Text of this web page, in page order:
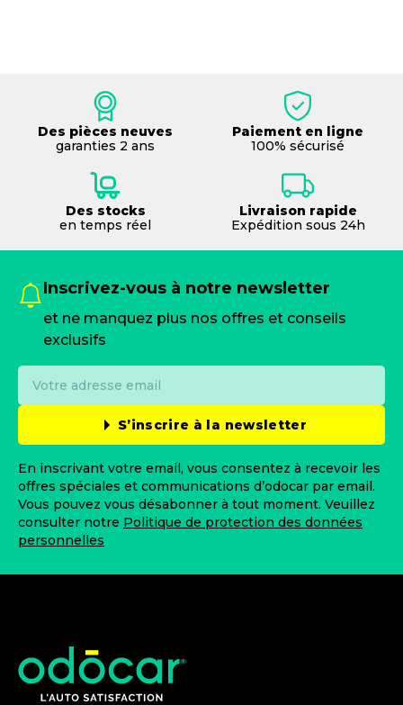
Des pièces neuves
garanties 2 ans
Paiement en ligne
100% sécurisé
Des stocks
en temps réel
Livraison rapide
Expédition sous 24h
Inscrivez-vous à notre newsletter
et ne manquez plus nos offres et conseils
exclusifs
S’inscrire à la newsletter
En inscrivant votre email, vous consentez à recevoir les
offres spéciales et communications d’odocar par email.
Vous pouvez vous désabonner à tout moment. Veuillez
consulter notre Politique de protection des données
personnelles